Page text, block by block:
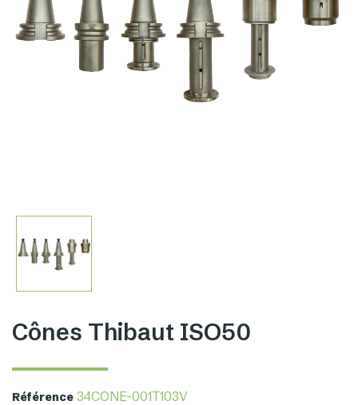
Cônes Thibaut ISO50
Référence 34CONE-001T103V